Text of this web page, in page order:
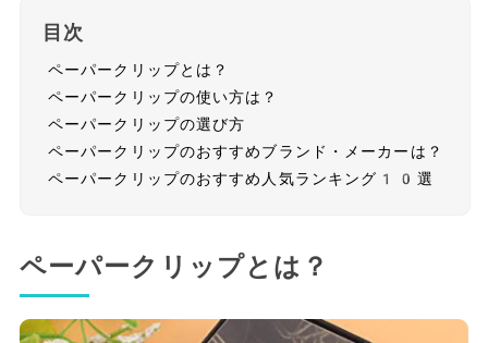
目次
ペーパークリップとは？
ペーパークリップの使い方は？
ペーパークリップの選び方
ペーパークリップのおすすめブランド・メーカーは？
ペーパークリップのおすすめ人気ランキング10選
ペーパークリップとは？